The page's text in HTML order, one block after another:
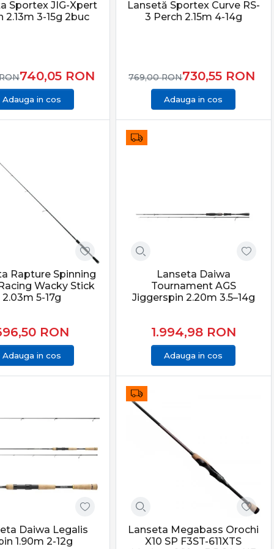
reală, control și echipamente testate.
tehnicile moderne de spinning.
potrivite îți oferă control total asupra nălucii și șanse
Sportex JIG-Xpert
2.13m 3-15g 2buc
740,05 RON
Adauga in cos
Lansetă Sportex Curve RS-
3 Perch 2.15m 4-14g
730,55 RON
769,00RON
Adauga in cos
Rapture Spinning
Wacky Stick
2.03m 5-17g
RON
Adauga in cos
Lanseta Daiwa
Tournament AGS
Jiggerspin 2.20m 3.5–14g
1.994,98 RON
Adauga in cos
Daiwa Legalis
1.90m 2-12g
Lanseta Megabass Orochi
X10 SP F3ST-611XTS